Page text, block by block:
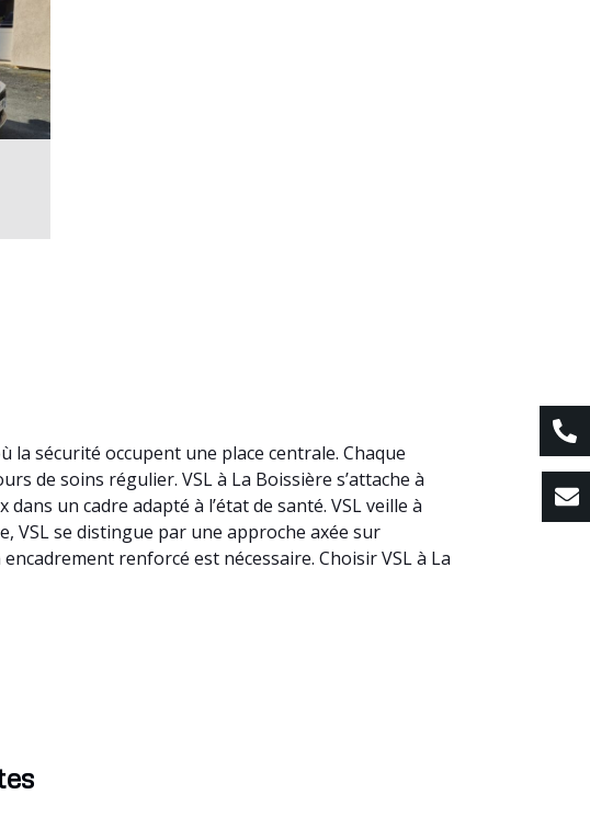
la sécurité occupent une place centrale. Chaque
de soins régulier. VSL à La Boissière s’attache à
un cadre adapté à l’état de santé. VSL veille à
VSL se distingue par une approche axée sur
renforcé est nécessaire. Choisir VSL à La